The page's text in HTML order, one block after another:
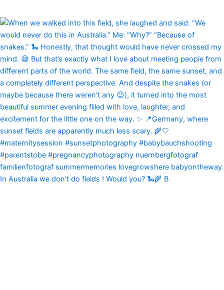
In Australia we don’t do fields ! Would you? 🐍🌾 B